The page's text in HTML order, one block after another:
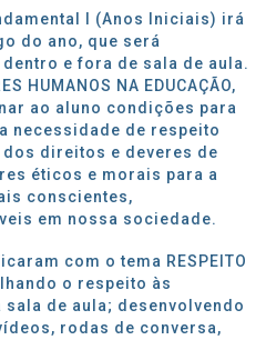
I (Anos Iniciais) irá
do ano, que será
e fora de sala de aula.
HUMANOS NA EDUCAÇÃO,
ao aluno condições para
necessidade de respeito
direitos e deveres de
éticos e morais para a
conscientes,
em nossa sociedade.
com o tema RESPEITO
o respeito às
de aula; desenvolvendo
rodas de conversa,